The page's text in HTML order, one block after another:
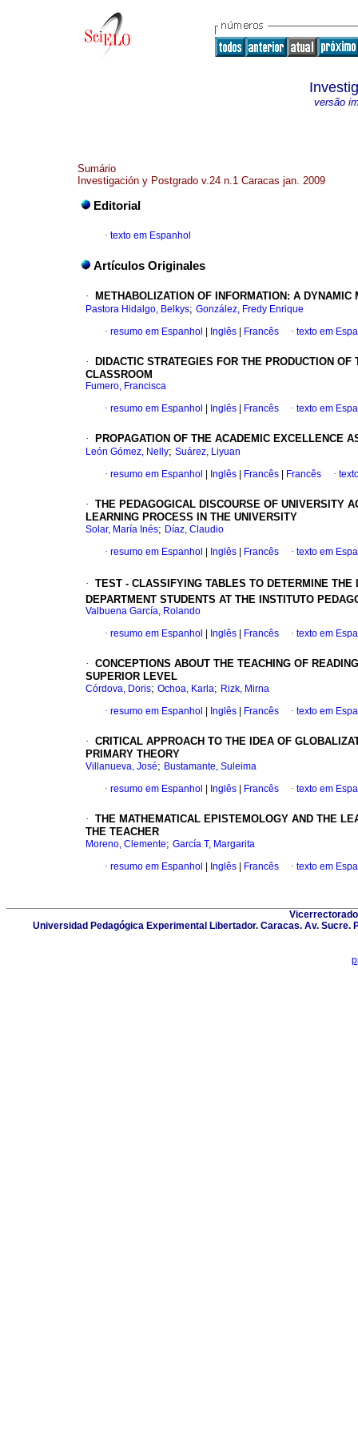
versão
Sumário
Investigación y Postgrado v.24 n.1 Caracas jan. 2009
Editorial
· texto em Espanhol
Artículos Originales
· METHABOLIZATION OF INFORMATION : A DYNAMIC
Pastora Hidalgo, Belkys; González, Fredy Enrique
· resumo em Espanhol Inglês Francês · texto em
·
DIDACTIC STRATEGIES FOR THE PRODUCTION
CLASSROOM
Fumero, Francisca
· resumo em Espanhol Inglês Francês · texto em
· PROPAGATION OF THE ACADEMIC EXCELLENCE
León Gómez, Nelly; Suárez, Liyuan
· resumo em Espanhol Inglês Francês Francês ·
· THE PEDAGOGICAL DISCOURSE OF UNIVERSITY
LEARNING PROCESS IN THE UNIVERSITY
Solar, María Inés; Díaz, Claudio
· resumo em Espanhol Inglês Francês · texto em
· TEST - CLASSIFYING TABLES TO DETERMINE THE
DEPARTMENT STUDENTS AT THE INSTITUTO
Valbuena García, Rolando
· resumo em Espanhol Inglês Francês · texto em
· CONCEPTIONS ABOUT THE TEACHING OF
SUPERIOR LEVEL
Córdova, Doris; Ochoa, Karla; Rizk, Mirna
· resumo em Espanhol Inglês Francês · texto em
· CRITICAL APPROACH TO THE IDEA OF
PRIMARY THEORY
Villanueva, José; Bustamante, Suleima
· resumo em Espanhol Inglês Francês · texto em
· THE MATHEMATICAL EPISTEMOLOGY AND THE
THE TEACHER
Moreno, Clemente; García T, Margarita
· resumo em Espanhol Inglês Francês · texto em
Universidad Pedagógica Experimental Libertador. Caracas. Av. Sucre.